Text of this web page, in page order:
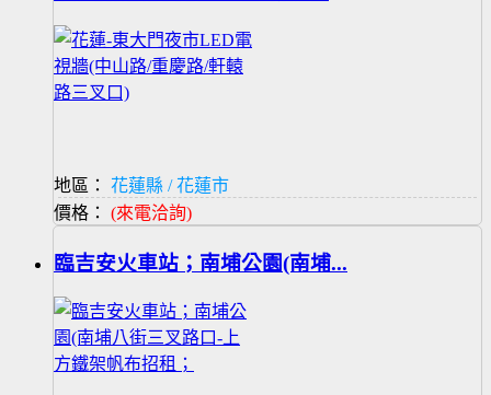
地區：
花蓮縣 / 花蓮市
價格： (來電洽詢)
臨吉安火車站；南埔公園(南埔...